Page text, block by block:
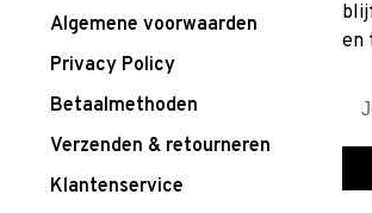
Algemene voorwaarden
Privacy Policy
Betaalmethoden
Verzenden & retourneren
Klantenservice
en